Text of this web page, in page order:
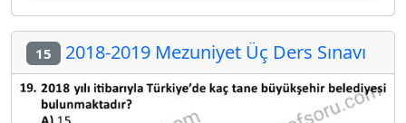
15 2018-2019 Mezuniyet Üç Ders Sınavı